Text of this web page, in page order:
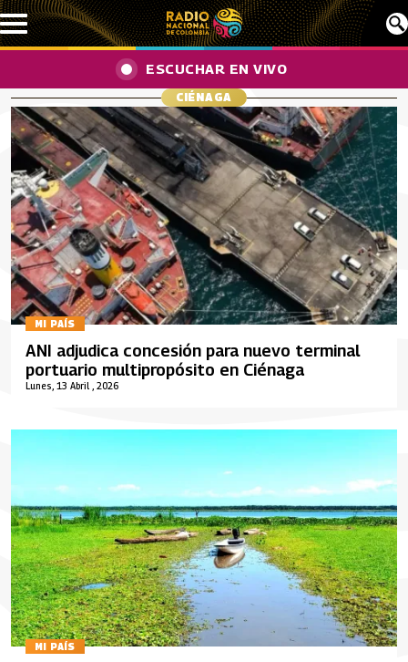
Pasar al contenido principal
ESCUCHAR EN VIVO
CIÉNAGA
MI PAÍS
Lunes, 13 Abril , 2026
ANI adjudica concesión para nuevo terminal
portuario multipropósito en Ciénaga
MI PAÍS